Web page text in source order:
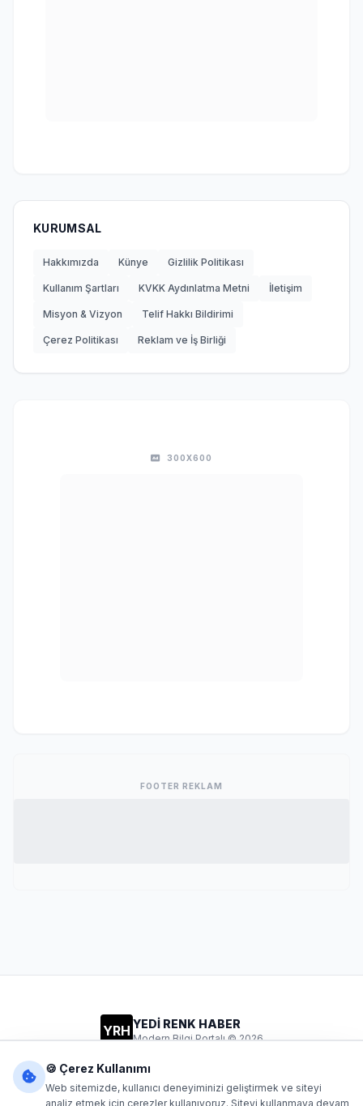
KURUMSAL
Hakkımızda Künye Gizlilik Politikası
Kullanım Şartları KVKK Aydınlatma Metni İletişim
Misyon & Vizyon Telif Hakkı Bildirimi
Çerez Politikası Reklam ve İş Birliği
300X600
FOOTER REKLAM
YRH YEDİ RENK HABER
Modern Bilgi Portalı © 2026
🍪 Çerez Kullanımı
Web sitemizde, kullanıcı deneyiminizi geliştirmek ve siteyi
analiz etmek için çerezler kullanıyoruz. Siteyi kullanmaya devam